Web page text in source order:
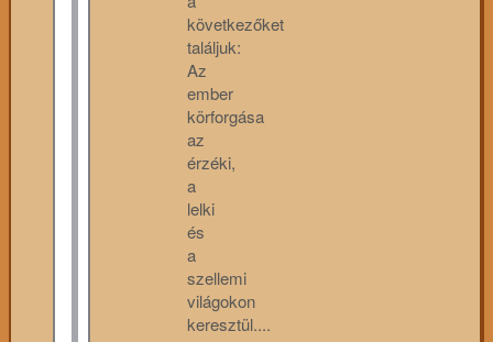
következőket
találjuk:
Az
ember
körforgása
az
érzéki,
a
lelki
és
a
szellemi
világokon
keresztül....